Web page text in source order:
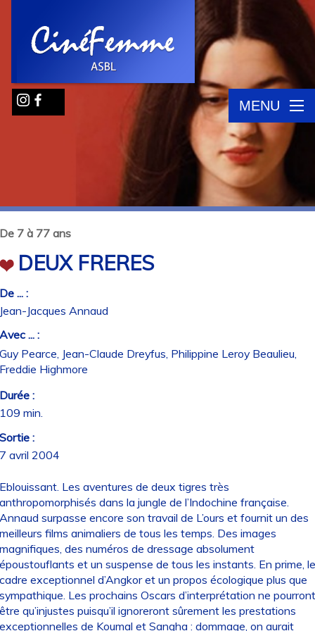
MENU
7 à 77 ans
DEUX FRERES
... :
Jacques Annaud
... :
Pearce, Jean-Claude Dreyfus, Philippine Leroy Beaulieu,
Highmore
:
min.
:
avril 2004
Les aventures de deux tigres très
dans la jungle de l’Indochine française.
surpasse encore son travail de L’ours et fournit un des
films animaliers de tous les temps. Des images
des numéros de dressage absolument
et un suspense de tous les instants. En prime, le
exceptionnel d’Angkor et un propos écologique plus que
Les prochains Oscars d’interprétation ne pourront
qu’injustes puisqu’il ignoreront sûrement les prestations
de Koumal et Sangha : dommage, on aurait